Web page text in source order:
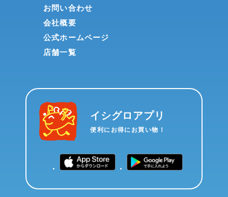
お問い合わせ
会社概要
公式ホームページ
店舗一覧
イシグロアプリ
便利にお得にお買い物！